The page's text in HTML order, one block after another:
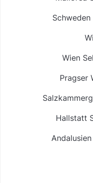
Wien
Pragser
Hallstatt